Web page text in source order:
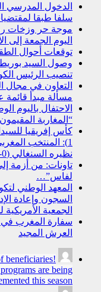
الدخول المدرسي
سلفا طبقا لمقتضیات
موجة حر وزخات
اليوم الجمعة إلى
توقعات أحوال
وصول السيد
تنصيب الرئيس
التعاون في مجال
مسألة مبدأ قائمة
الاحتفال باليوم
“المغاربة
1): المنتخب
نظيره السنغالي (0-0)
تاونات: من أزمة
لفاس”…
المعهد الوطني
السجون وإعادة
الجمعية
سفارة المغرب في
العرش المجيد
beneficiaries!
are being
this season.